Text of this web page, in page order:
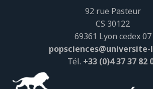
92 rue Pasteur
CS 30122
69361 Lyon cedex 07
Tél. +33 (0)4 37 37 82